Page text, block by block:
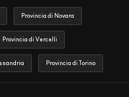
Provincia di Novara
Provincia di Vercelli
Provincia di Torino